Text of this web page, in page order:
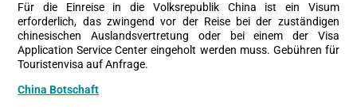
Für die Einreise in die Volksrepublik China ist ein Visum
erforderlich, das zwingend vor der Reise bei der zuständigen
chinesischen Auslandsvertretung oder bei einem der Visa
Application Service Center eingeholt werden muss. Gebühren für
Touristenvisa auf Anfrage.
China Botschaft